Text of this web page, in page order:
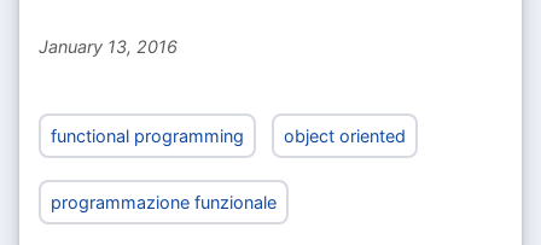
January 13, 2016
functional programming object oriented
programmazione funzionale